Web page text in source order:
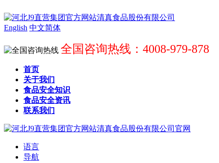
English 中文简体
全国咨询热线：4008-979-878
首页
关于我们
食品安全知识
食品安全资讯
联系我们
语言
导航